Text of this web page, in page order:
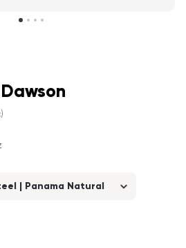
)
| Panama Natural